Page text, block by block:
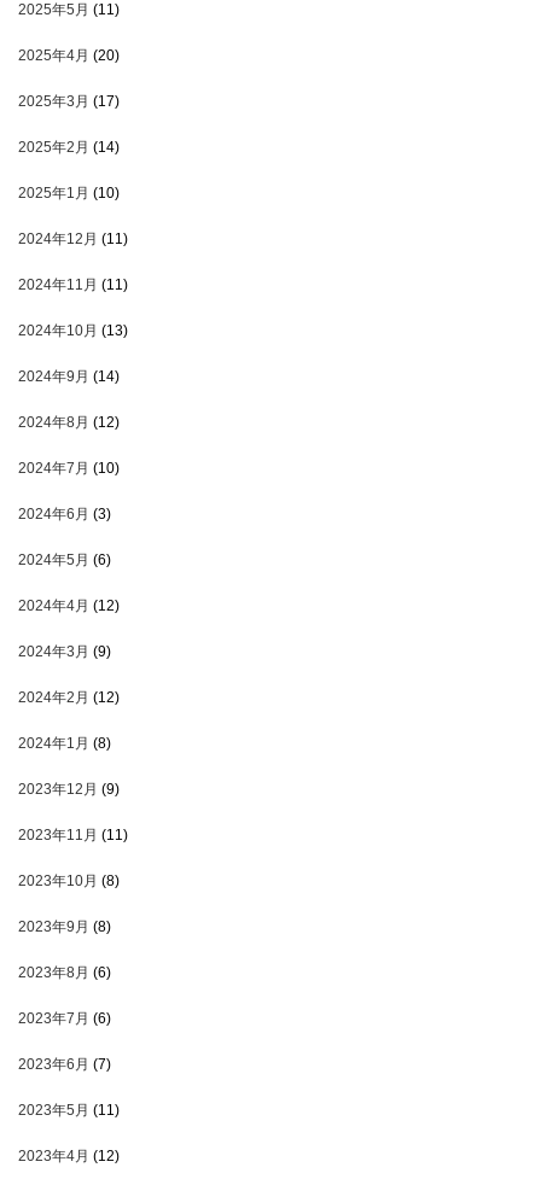
2025年5月 (11)
2025年4月 (20)
2025年3月 (17)
2025年2月 (14)
2025年1月 (10)
2024年12月 (11)
2024年11月 (11)
2024年10月 (13)
2024年9月 (14)
2024年8月 (12)
2024年7月 (10)
2024年6月 (3)
2024年5月 (6)
2024年4月 (12)
2024年3月 (9)
2024年2月 (12)
2024年1月 (8)
2023年12月 (9)
2023年11月 (11)
2023年10月 (8)
2023年9月 (8)
2023年8月 (6)
2023年7月 (6)
2023年6月 (7)
2023年5月 (11)
2023年4月 (12)